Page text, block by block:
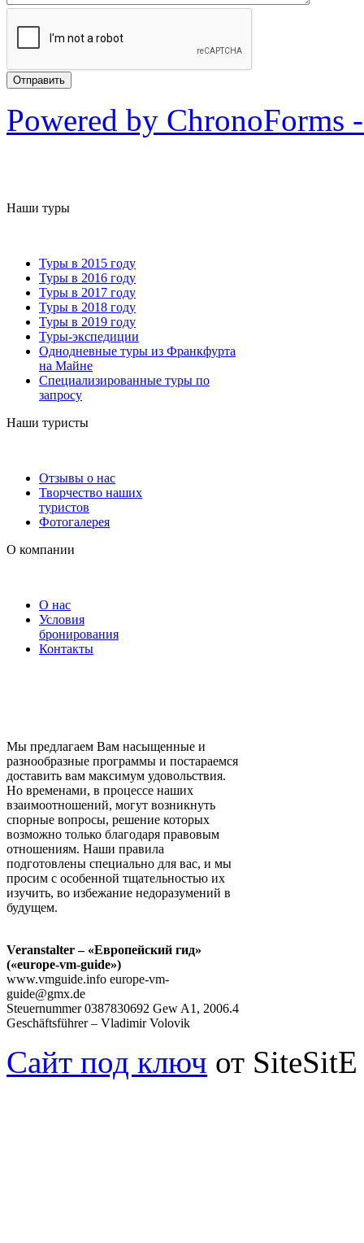
Powered by ChronoForms
Наши туры
Туры в 2015 году
Туры в 2016 году
Туры в 2017 году
Туры в 2018 году
Туры в 2019 году
Туры-экспедиции
Однодневные туры из Франкфурта
на Майне
Специализированные туры по
запросу
Наши туристы
Отзывы о нас
Творчество наших
туристов
Фотогалерея
О компании
О нас
Условия
бронирования
Контакты
Мы предлагаем Вам насыщенные и
разнообразные программы и постараемся
доставить вам максимум удовольствия.
Но временами, в процессе наших
взаимоотношений, могут возникнуть
спорные вопросы, решение которых
возможно только благодаря правовым
отношениям. Наши правила
подготовлены специально для вас, и мы
просим с особенной тщательностью их
изучить, во избежание недоразумений в
будущем.
Veranstalter – «Европейский гид»
(«europe-vm-guide»)
www.vmguide.info europe-vm-
guide@gmx.de
Steuernummer 0387830692 Gew A1, 2006.4
Geschäftsführer – Vladimir Volovik
Сайт под ключ от SiteSitE